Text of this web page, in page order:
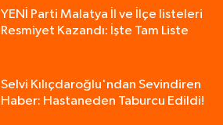
YENİ Parti Malatya İl ve İlçe listeleri
Resmiyet Kazandı: İşte Tam Liste
Selvi Kılıçdaroğlu'ndan Sevindiren
Haber: Hastaneden Taburcu Edildi!